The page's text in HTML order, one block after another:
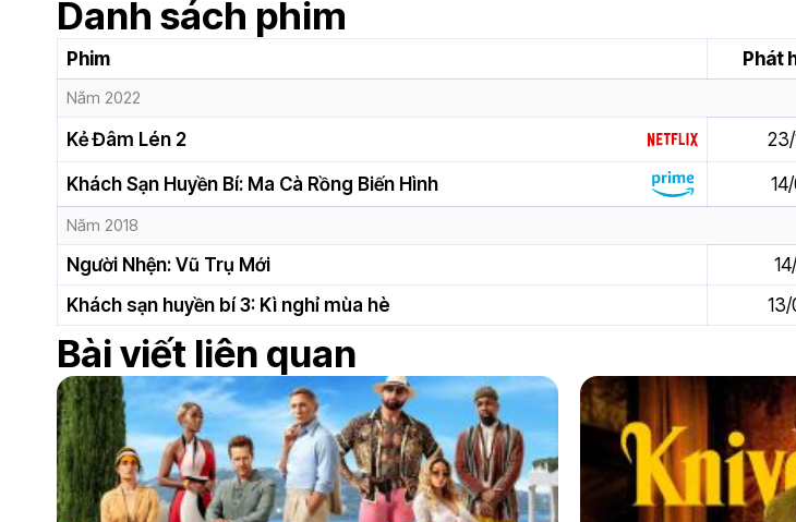
Danh sách phim
Phim Phát
Năm 2022
Kẻ Đâm Lén 2
Khách Sạn Huyền Bí: Ma Cà Rồng Biến Hình
Năm 2018
Người Nhện: Vũ Trụ Mới
Khách sạn huyền bí 3: Kì nghỉ mùa hè
Bài viết liên quan